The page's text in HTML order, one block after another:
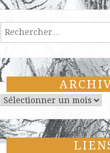
Rechercher :
Archives